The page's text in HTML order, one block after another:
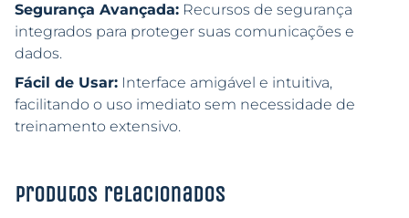
Segurança Avançada: Recursos de segurança
integrados para proteger suas comunicações e
dados.
Fácil de Usar: Interface amigável e intuitiva,
facilitando o uso imediato sem necessidade de
treinamento extensivo.
Produtos relacionados